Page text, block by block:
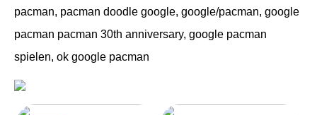
pacman, pacman doodle google, google/pacman, google
pacman pacman 30th anniversary, google pacman
spielen, ok google pacman